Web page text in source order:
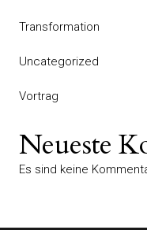
Transformation
Uncategorized
Vortrag
Neueste
Es sind keine